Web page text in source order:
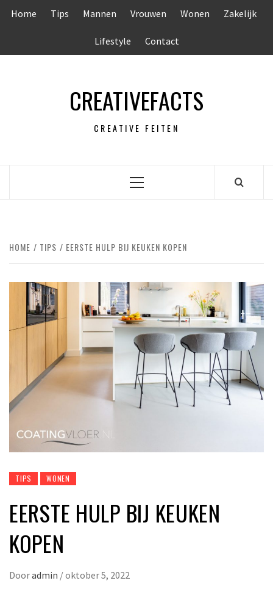
Home Tips Mannen Vrouwen Wonen Zakelijk
Lifestyle Contact
CREATIVEFACTS
CREATIVE FEITEN
Primair
HOME TIPS EERSTE HULP BIJ KEUKEN KOPEN
TIPS WONEN
EERSTE HULP BIJ KEUKEN
KOPEN
Dooradmin /oktober 5, 2022